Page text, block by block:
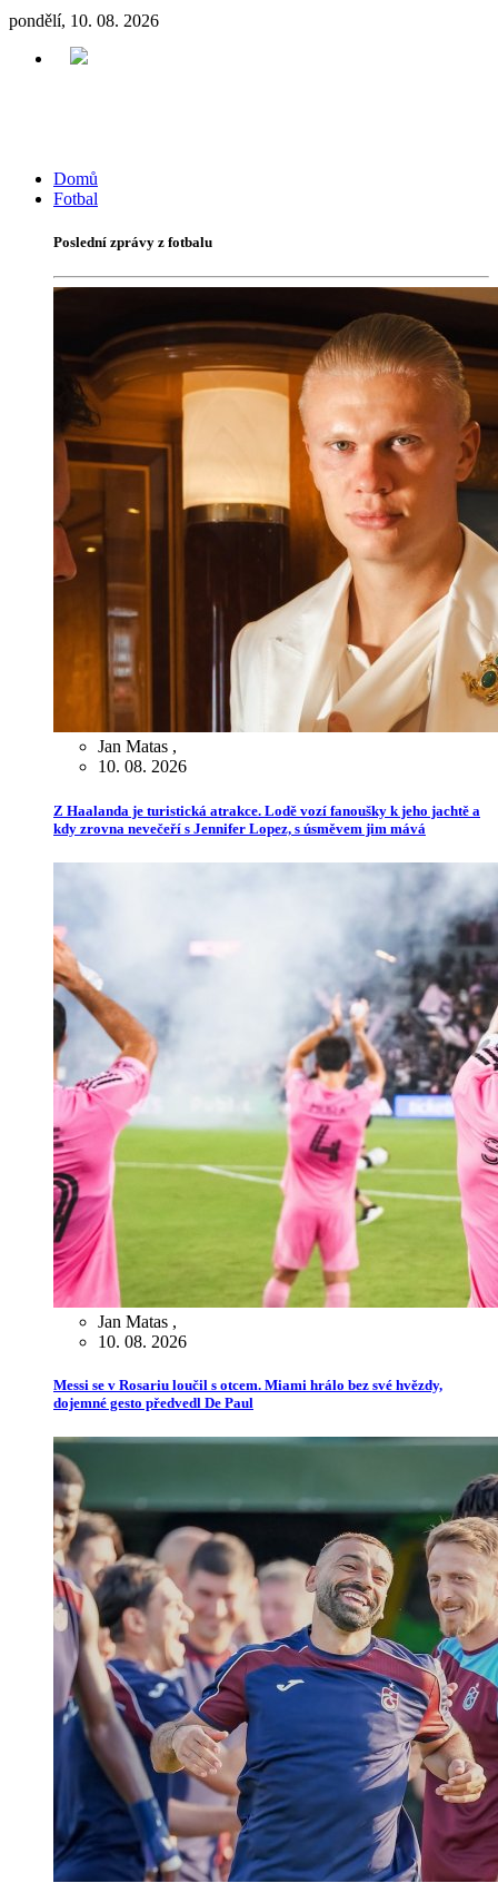
pondělí, 10. 08. 2026
Domů
Fotbal
Poslední zprávy z fotbalu
Jan Matas ,
10. 08. 2026
Z Haalanda je turistická atrakce. Lodě vozí fanoušky k jeho jachtě a
kdy zrovna nevečeří s Jennifer Lopez, s úsměvem jim mává
Jan Matas ,
10. 08. 2026
Messi se v Rosariu loučil s otcem. Miami hrálo bez své hvězdy,
dojemné gesto předvedl De Paul